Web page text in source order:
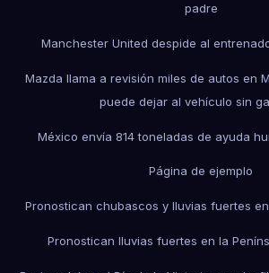
padre
Manchester United despide al
Mazda llama a revisión miles de autos en
puede dejar al vehículo sin
México envía 814 toneladas de ayuda
Página de ejemplo
Pronostican chubascos y lluvias fuertes
Pronostican lluvias fuertes en la